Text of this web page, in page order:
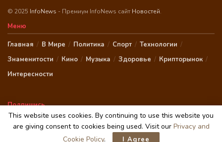
© 2025 InfoNews - Премиум InfoNews сайт Новостей.
Меню
Главная В Мире Политика Спорт
Технологии
Знаменитости
Кино Музыка Здоровье
Крипторынок
Интересности
Подпишись
This website uses cookies. By continuing to use this website you
are giving consent to cookies being used. Visit our Privacy and
Cookie Policy. I Agree